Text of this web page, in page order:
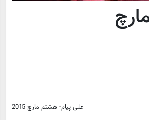
علی پیام-هشتم مارچ 2015